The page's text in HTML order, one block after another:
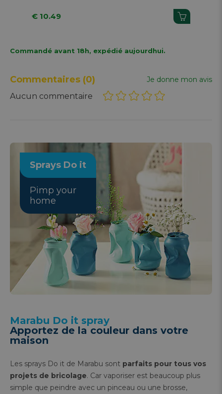
€ 10.49
Commandé avant 18h, expédié aujourdhui.
Commentaires (0) Je donne mon avis
Aucun commentaire
Pimp your
home
Sprays Do it
Marabu Do it spray
Apportez de la couleur dans votre
maison
Les sprays Do it de Marabu sont parfaits pour tous vos
projets de bricolage. Car vaporiser est beaucoup plus
simple que peindre avec un pinceau ou une brosse,